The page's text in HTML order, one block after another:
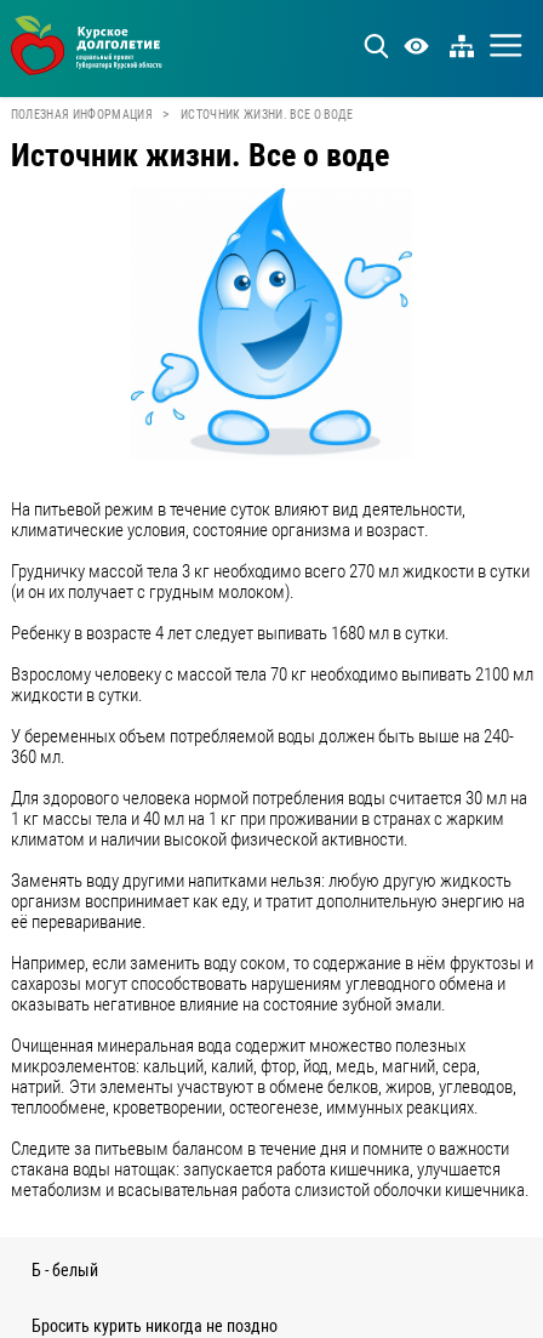
ПОЛЕЗНАЯ ИНФОРМАЦИЯ > ИСТОЧНИК ЖИЗНИ. ВСЕ О ВОДЕ
Б - белый
Бросить курить никогда не поздно
Источник жизни. Все о воде
На питьевой режим в течение суток влияют вид деятельности,
климатические условия, состояние организма и возраст.
Грудничку массой тела 3 кг необходимо всего 270 мл жидкости в сутки
(и он их получает с грудным молоком).
Ребенку в возрасте 4 лет следует выпивать 1680 мл в сутки.
Взрослому человеку с массой тела 70 кг необходимо выпивать 2100 мл
жидкости в сутки.
У беременных объем потребляемой воды должен быть выше на 240-
360 мл.
Для здорового человека нормой потребления воды считается 30 мл на
1 кг массы тела и 40 мл на 1 кг при проживании в странах с жарким
климатом и наличии высокой физической активности.
Заменять воду другими напитками нельзя: любую другую жидкость
организм воспринимает как еду, и тратит дополнительную энергию на
её переваривание.
Например, если заменить воду соком, то содержание в нём фруктозы и
сахарозы могут способствовать нарушениям углеводного обмена и
оказывать негативное влияние на состояние зубной эмали.
Очищенная минеральная вода содержит множество полезных
микроэлементов: кальций, калий, фтор, йод, медь, магний, сера,
натрий. Эти элементы участвуют в обмене белков, жиров, углеводов,
теплообмене, кроветворении, остеогенезе, иммунных реакциях.
Следите за питьевым балансом в течение дня и помните о важности
стакана воды натощак: запускается работа кишечника, улучшается
метаболизм и всасывательная работа слизистой оболочки кишечника.